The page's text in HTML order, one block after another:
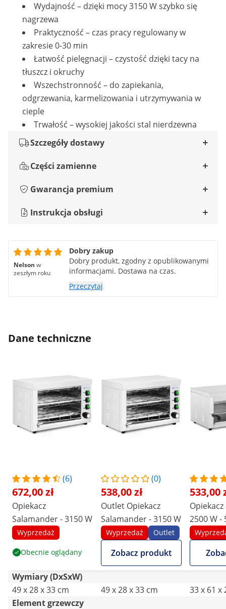
Wydajność – dzięki mocy 3150 W szybko się
nagrzewa
Praktyczność – czas pracy regulowany w
zakresie 0-30 min
Łatwość pielęgnacji – czystość dzięki tacy na
tłuszcz i okruchy
Wszechstronność – do zapiekania,
odgrzewania, karmelizowania i utrzymywania w
cieple
Trwałość – wysokiej jakości stal nierdzewna
Szczegóły dostawy
Części zamienne
Gwarancja premium
Instrukcja obsługi
Nelson w
zeszłym roku
Dobry zakup
Dobry produkt, zgodny z opublikowanymi
informacjami. Dostawa na czas.
Przeczytaj
Dane techniczne
(6)
672,00 zł
Opiekacz
Salamander - 3150 W
Wyprzedaż
Obecnie oglądany
(0)
538,00 zł
Outlet Opiekacz
Salamander - 3150 W
Wyprzedaż Outlet
Zobacz produkt
533,00
2500 W -
Wymiary (DxSxW)
49 x 28 x 33 cm
49 x 28 x 33 cm
33 x 61 x
Element grzewczy